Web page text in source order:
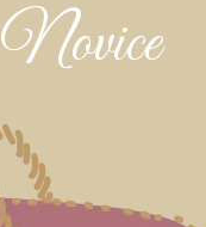
Novice